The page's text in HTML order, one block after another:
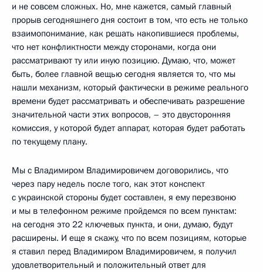
и не совсем сложных. Но, мне кажется, самый главный
прорыв сегодняшнего дня состоит в том, что есть не только
взаимопонимание, как решать накопившиеся проблемы,
что нет конфликтности между сторонами, когда они
рассматривают ту или иную позицию. Думаю, что, может
быть, более главной вещью сегодня является то, что мы
нашли механизм, который фактически в режиме реального
времени будет рассматривать и обеспечивать разрешение
значительной части этих вопросов, – это двусторонняя
комиссия, у которой будет аппарат, которая будет работать
по текущему плану.
Мы с Владимиром Владимировичем договорились, что
через пару недель после того, как этот конспект
с украинской стороны будет составлен, я ему перезвоню
и мы в телефонном режиме пройдемся по всем пунктам:
на сегодня это 22 ключевых пункта, и они, думаю, будут
расширены. И еще я скажу, что по всем позициям, которые
я ставил перед Владимиром Владимировичем, я получил
удовлетворительный и положительный ответ для